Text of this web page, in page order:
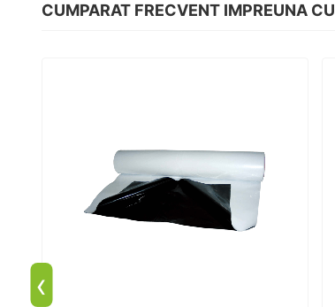
CUMPARAT FRECVENT IMPREUNA CU
‹